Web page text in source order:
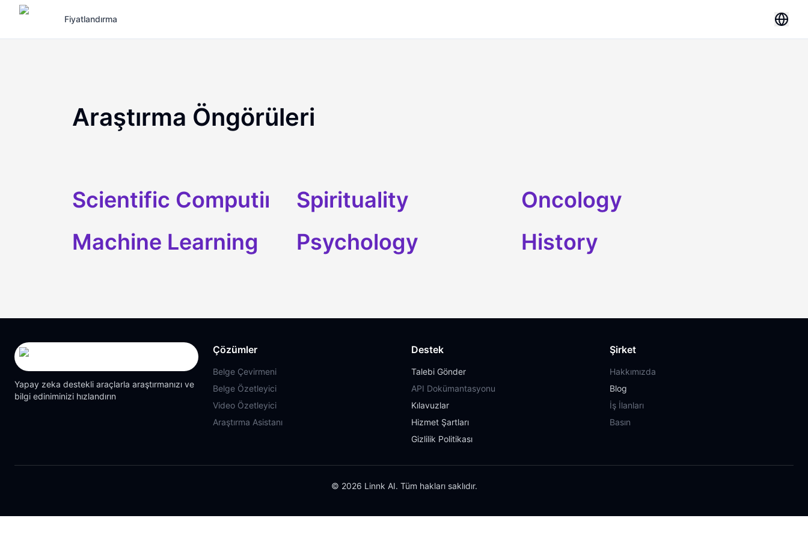
Fiyatlandırma
Araştırma Öngörüleri
Scientific Computing Spirituality
Oncology
Machine Learning
Psychology History
Yapay zeka destekli araçlarla araştırmanızı ve
bilgi ediniminizi hızlandırın
Çözümler
Belge Çevirmeni
Belge Özetleyici
Video Özetleyici
Araştırma Asistanı
Destek
Talebi Gönder
API Dokümantasyonu
Kılavuzlar
Hizmet Şartları
Gizlilik Politikası
Şirket
Hakkımızda
Blog
İş İlanları
Basın
© 2026 Linnk AI. Tüm hakları saklıdır.